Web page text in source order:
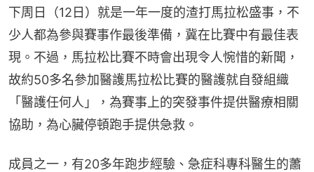
下周日（12日）就是一年一度的渣打馬拉松盛事，不
少人都為參與賽事作最後準備，冀在比賽中有最佳表
現。不過，馬拉松比賽不時會出現令人惋惜的新聞，
故約50多名參加醫護馬拉松比賽的醫護就自發組織
「醫護任何人」，為賽事上的突發事件提供醫療相關
協助，為心臟停頓跑手提供急救。
成員之一，有20多年跑步經驗、急症科專科醫生的蕭